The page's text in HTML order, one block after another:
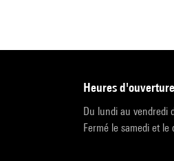
heures d'ouverture
Du lundi au vendredi
Fermé le samedi et le